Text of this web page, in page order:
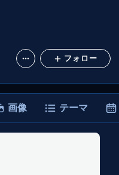
フォロー
画像 テーマ